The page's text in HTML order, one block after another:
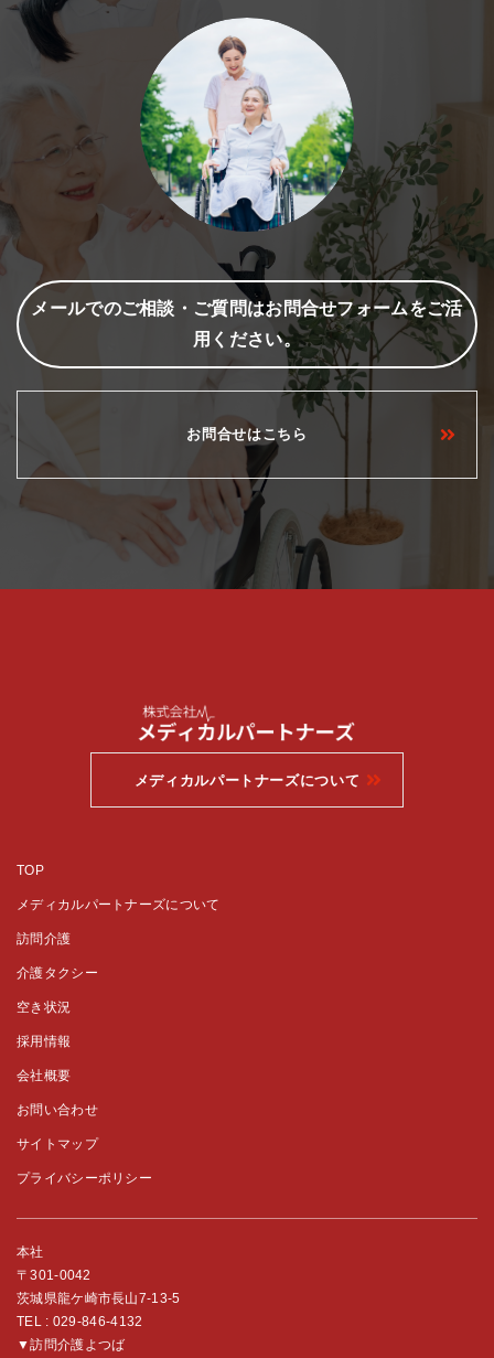
メールでのご相談・ご質問はお問合せフォームをご活
用ください。
お問合せはこちら
メディカルパートナーズについて
TOP
メディカルパートナーズについて
訪問介護
介護タクシー
空き状況
採用情報
会社概要
お問い合わせ
サイトマップ
プライバシーポリシー
本社
〒301-0042
茨城県龍ケ崎市長山7-13-5
TEL : 029-846-4132
▼訪問介護よつば